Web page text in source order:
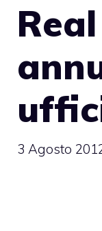
3 Agosto